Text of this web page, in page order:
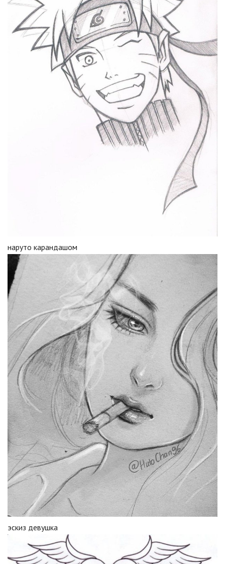
наруто карандашом
эскиз девушка